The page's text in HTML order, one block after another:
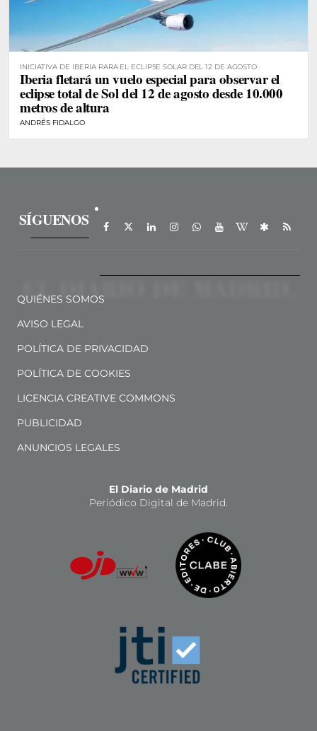
INICIATIVA DE IBERIA PARA EL ECLIPSE SOLAR DEL 12 DE AGOSTO
Iberia fletará un vuelo especial para observar el
eclipse total de Sol del 12 de agosto desde 10.000
metros de altura
ANDRÉS FIDALGO
SÍGUENOS
QUIÉNES SOMOS
AVISO LEGAL
POLÍTICA DE PRIVACIDAD
POLÍTICA DE COOKIES
LICENCIA CREATIVE COMMONS
PUBLICIDAD
ANUNCIOS LEGALES
El Diario de Madrid
Periódico Digital de Madrid.